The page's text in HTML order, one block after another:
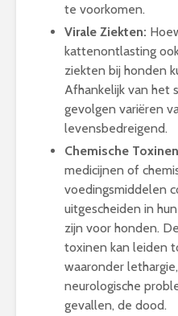
te voorkomen.
Virale Ziekten:
kattenontlasting
ziekten bij honden
Afhankelijk van het
gevolgen variëren
levensbedreigend.
Chemische
medicijnen of
voedingsmiddelen
uitgescheiden in
zijn voor honden.
toxinen kan leiden
waaronder
neurologische
gevallen, de dood.